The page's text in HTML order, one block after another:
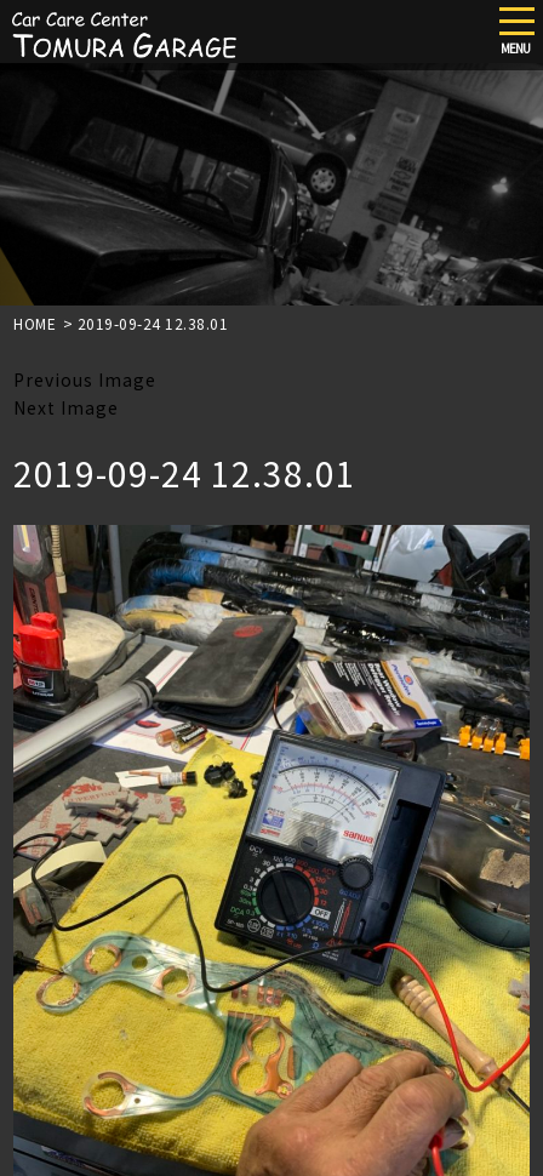
content
MENU
HOME > 2019-09-24 12.38.01
Previous Image
Next Image
2019-09-24 12.38.01